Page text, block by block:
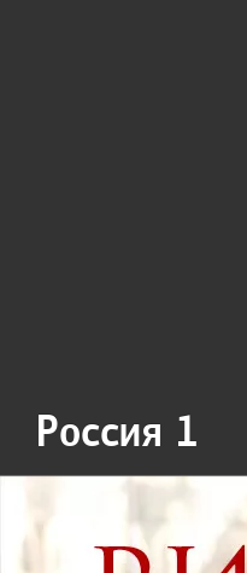
Россия 1